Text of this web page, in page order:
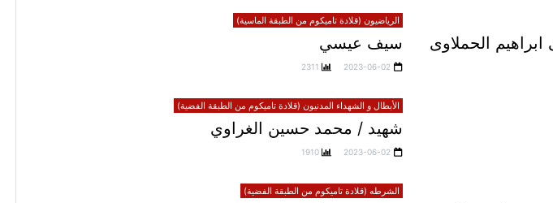
الحملاوى
الرياضيون (قلادة تاميكوم من الطبقة الماسية)
سيف عيسي
2023-06-02
2311
الأبطال و الشهداء المدنيون (قلادة تاميكوم من الطبقة الفضية)
شهيد / محمد حسين الغراوي
2023-06-02
1910
الشرطه (قلادة تاميكوم من الطبقة الفضية)